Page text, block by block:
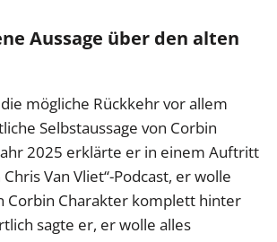
Aussage über den alten
mögliche Rückkehr vor allem
Selbstaussage von Corbin
2025 erklärte er in einem Auftritt
Van Vliet“-Podcast, er wolle
Corbin Charakter komplett hinter
sagte er, er wolle alles